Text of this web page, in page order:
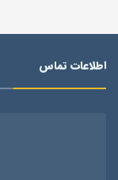
اطلاعات تماس